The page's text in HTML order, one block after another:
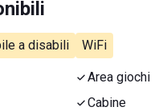
a disabili WiFi
Area giochi
Cabine